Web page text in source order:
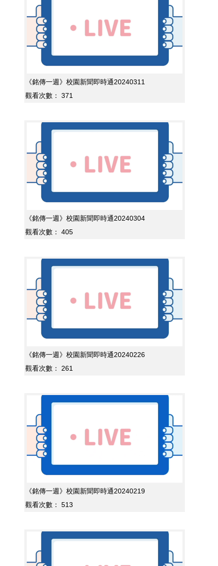
《銘傳一週》校園新聞即時通20240311
觀看次數：
371
《銘傳一週》校園新聞即時通20240304
觀看次數：
405
《銘傳一週》校園新聞即時通20240226
觀看次數：
261
《銘傳一週》校園新聞即時通20240219
觀看次數：
513